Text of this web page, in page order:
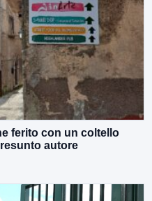
ferito con un coltello
autore